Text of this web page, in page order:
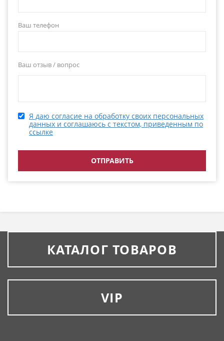
Ваш телефон
Ваш отзыв / вопрос
Я даю согласие на обработку своих персональных
данных и соглашаюсь с текстом, приведенным по
ссылке
КАТАЛОГ ТОВАРОВ
VIP